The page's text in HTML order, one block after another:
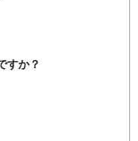
すか？